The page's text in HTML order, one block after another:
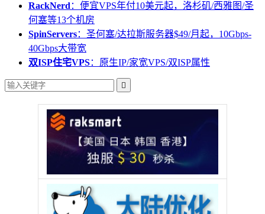
RackNerd ：便宜VPS年付10美元起，洛杉矶/西雅图/圣
何塞等13个机房
SpinServers：圣何塞/达拉斯服务器$49/月起，10Gbps-
40Gbps大带宽
双ISP住宅VPS：原生IP/家宽VPS/双ISP属性
